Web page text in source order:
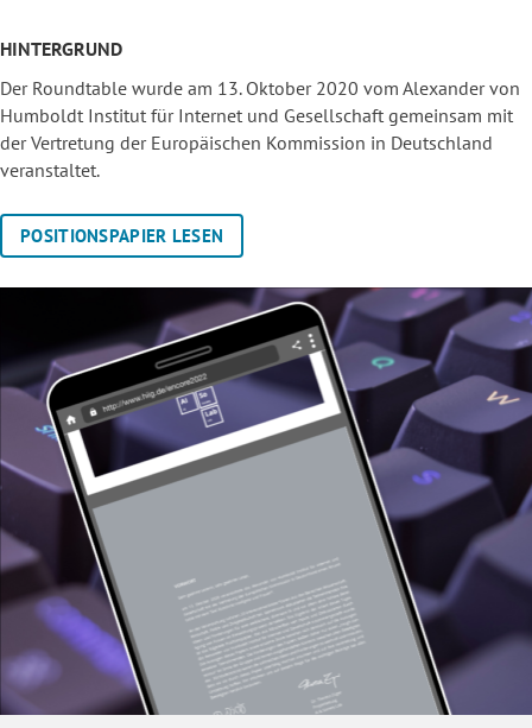
HINTERGRUND
Der Roundtable wurde am 13. Oktober 2020 vom Alexander von
Humboldt Institut für Internet und Gesellschaft gemeinsam mit
der Vertretung der Europäischen Kommission in Deutschland
veranstaltet.
POSITIONSPAPIER LESEN